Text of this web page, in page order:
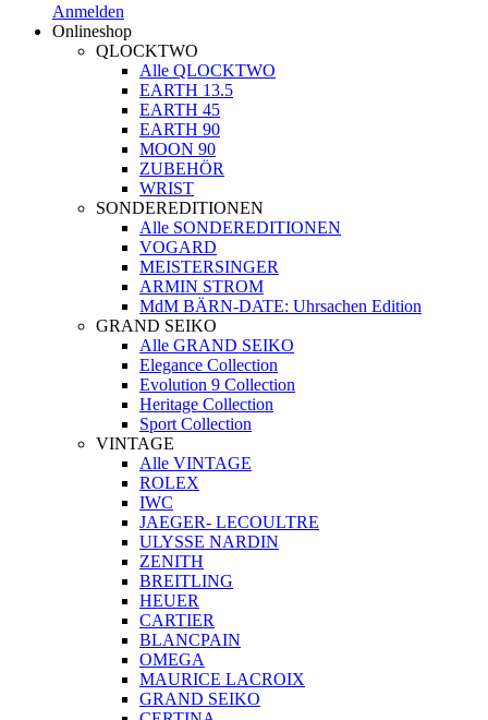
Anmelden
Onlineshop
QLOCKTWO
Alle QLOCKTWO
EARTH 13.5
EARTH 45
EARTH 90
MOON 90
ZUBEHÖR
WRIST
SONDEREDITIONEN
Alle SONDEREDITIONEN
VOGARD
MEISTERSINGER
ARMIN STROM
MdM BÄRN-DATE: Uhrsachen Edition
GRAND SEIKO
Alle GRAND SEIKO
Elegance Collection
Evolution 9 Collection
Heritage Collection
Sport Collection
VINTAGE
Alle VINTAGE
ROLEX
IWC
JAEGER- LECOULTRE
ULYSSE NARDIN
ZENITH
BREITLING
HEUER
CARTIER
BLANCPAIN
OMEGA
MAURICE LACROIX
GRAND SEIKO